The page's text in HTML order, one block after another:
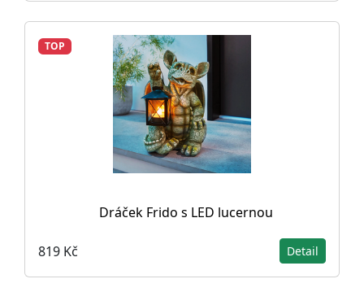
TOP
Dráček Frido s LED lucernou
819 Kč Detail